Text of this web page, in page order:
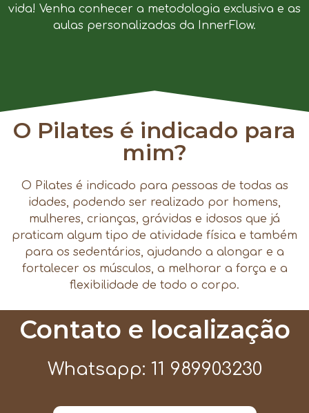
vida! Venha conhecer a metodologia exclusiva e as
aulas personalizadas da InnerFlow.
O Pilates é indicado para
mim?
O Pilates é indicado para pessoas de todas as
idades, podendo ser realizado por homens,
mulheres, crianças, grávidas e idosos que já
praticam algum tipo de atividade física e também
para os sedentários, ajudando a alongar e a
fortalecer os músculos, a melhorar a força e a
flexibilidade de todo o corpo.
Contato e localização
Whatsapp: 11 989903230